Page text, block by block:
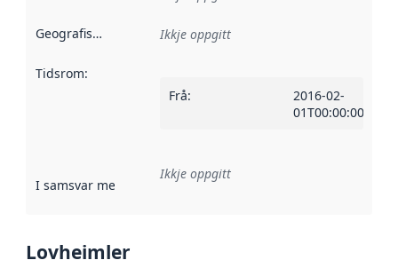
Geografisk område Ikkje oppgitt
Tidsrom:
Frå:
2016-02-
01T00:00:00Z
I samsvar med Referanse til ei implementeringsregel eller
Ikkje oppgitt
Lovheimler